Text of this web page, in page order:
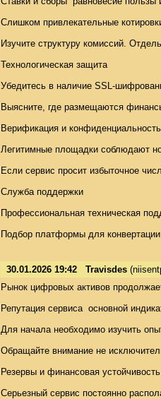
Слишком привлекательные
Изучите структуру комиссий.
Технологическая защита
Убедитесь в наличие SSL-
Выясните, где размещаются
Верификация и
Легитимные площадки соблюдают
Если сервис просит избыточное
Служба поддержки
Профессиональная техническая
Подбор платформы для конвертации
30.01.2026 19:42 Travisdes
Рынок цифровых активов
Репутация сервиса  основной
Для начала необходимо изучить
Обращайте внимание не
Резервы и финансовая
Серьезный сервис постоянно